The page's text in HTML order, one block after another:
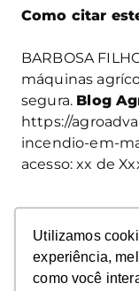
Utilizamos
experiência,
como você
Utilizamos
experiência,
como você
Como citar
BARBOSA
máquinas
segura. Blog
https://
incendio-em-
acesso: xx de